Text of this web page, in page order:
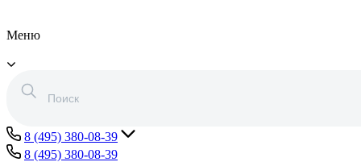
Меню
8 (495) 380-08-39
8 (495) 380-08-39